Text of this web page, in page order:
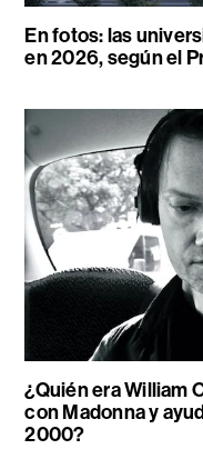
En fotos: las
en 2026, según el
¿Quién era William
con Madonna y
2000?